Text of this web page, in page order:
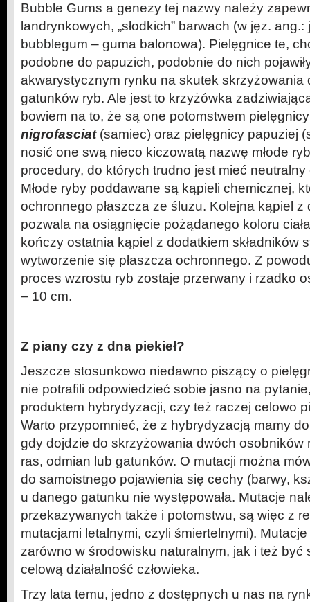
Bubble Gums a genezy tej nazwy należy
landrynkowych, „słodkich” barwach (w jęz.
bubblegum – guma balonowa). Pielęgnice te,
podobne do papuzich, podobnie do nich
akwarystycznym rynku na skutek skrzyżowania
gatunków ryb. Ale jest to krzyżówka
bowiem na to, że są one potomstwem
nigrofasciat (samiec) oraz pielęgnicy papuziej
nosić one swą nieco kiczowatą nazwę młode
procedury, do których trudno jest mieć
Młode ryby poddawane są kąpieli chemicznej,
ochronnego płaszcza ze śluzu. Kolejna kąpiel
pozwala na osiągnięcie pożądanego koloru
kończy ostatnia kąpiel z dodatkiem składników
wytworzenie się płaszcza ochronnego. Z
proces wzrostu ryb zostaje przerwany i rzadko
– 10 cm.
Z piany czy z dna piekieł?
Jeszcze stosunkowo niedawno piszący o
nie potrafili odpowiedzieć sobie jasno na
produktem hybrydyzacji, czy też raczej celowo
Warto przypomnieć, że z hybrydyzacją mamy
gdy dojdzie do skrzyżowania dwóch osobników
ras, odmian lub gatunków. O mutacji można
do samoistnego pojawienia się cechy (barwy,
u danego gatunku nie występowała. Mutacje
przekazywanych także i potomstwu, są więc z
mutacjami letalnymi, czyli śmiertelnymi).
zarówno w środowisku naturalnym, jak i też być
celową działalność człowieka.
Trzy lata temu, jedno z dostępnych u nas na